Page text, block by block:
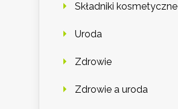
Składniki kosmetyczne
Uroda
Zdrowie
Zdrowie a uroda